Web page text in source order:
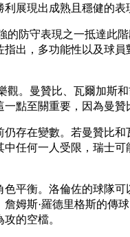
展現出成熟且穩健的表
的防守表現之一抵達此
出，多功能性以及球
觀。曼贊比、瓦爾加斯
點至關重要，因為曼贊
存在變數。若曼贊比
任何一人受限，瑞士
平衡。洛倫佐的球隊
姆斯·羅德里格斯的傳
的空檔。